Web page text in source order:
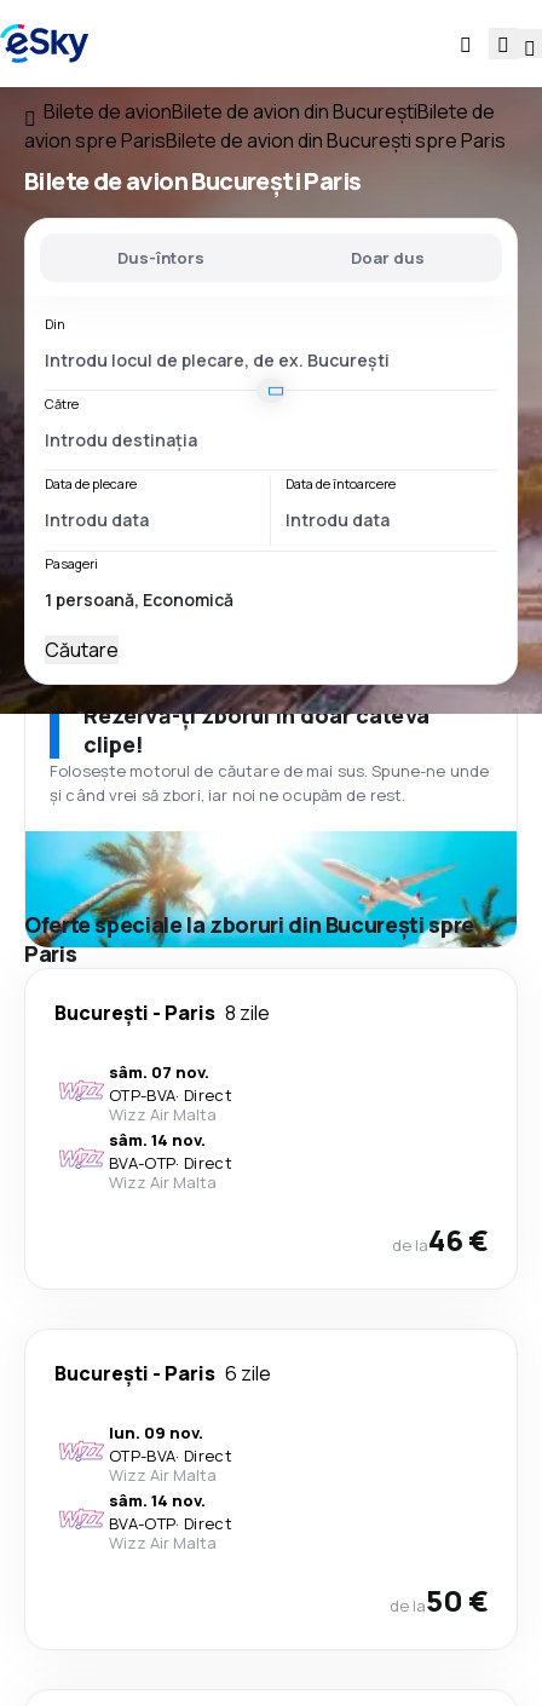
Bilete de avionBilete de avion din BucureștiBilete de
avion spre ParisBilete de avion din București spre Paris
Bilete de avionBucurești Paris
Dus-întors Doar dus
Din
Către
Data de plecare Data de întoarcere
Pasageri
Căutare
Rezervă-ți zborul în doar câteva
clipe!
Folosește motorul de căutare de mai sus. Spune-ne unde
și când vrei să zbori, iar noi ne ocupăm de rest.
Oferte speciale la zboruri din București spre
Paris
București - Paris 8 zile
sâm. 07 nov.
OTP-BVA· Direct
Wizz Air Malta
sâm. 14 nov.
BVA-OTP· Direct
Wizz Air Malta
de la46 €
București - Paris 6 zile
lun. 09 nov.
OTP-BVA· Direct
Wizz Air Malta
sâm. 14 nov.
BVA-OTP· Direct
Wizz Air Malta
de la50 €